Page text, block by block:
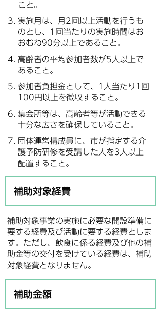
こと。
実施月は、月2回以上活動を行うも
のとし、1回当たりの実施時間はお
おむね90分以上であること。
高齢者の平均参加者数が5人以上で
あること。
参加者負担金として、1人当たり1回
100円以上を徴収すること。
集会所等は、高齢者等が活動できる
十分な広さを確保していること。
団体運営構成員に、市が指定する介
護予防研修を受講した人を3人以上
配置すること。
補助対象経費
補助対象事業の実施に必要な開設準備に
要する経費及び活動に要する経費としま
す。ただし、飲食に係る経費及び他の補
助金等の交付を受けている経費は、補助
対象経費となりません。
補助金額